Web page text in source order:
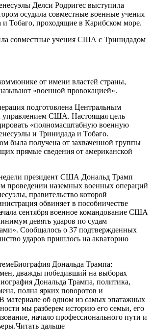
Делси Родригес выступила
осудила совместные военные учения
Тобаго, проходящие в Карибском море.
от имени властей страны,
«военной провокацией».
подготовлена Центральным
управлением США. Настоящая цель
«полномасштабную военную
и Тринидада и Тобаго.
была получена от захваченной группы
прямые сведения от американской
президент США Дональд Трамп
проведении наземных военных операций
правительство которой
обвиняет в пособничестве
сентября военное командование США
девять ударов по судам
Сообщалось о 37 подтвержденных
ударов пришлось на акваторию
Дональда Трампа:
дважды победивший на выборах
Дональда Трампа, политика,
полна ярких поворотов и
материале об одном из самых эпатажных
мы разберем историю его семьи, его
начало профессионального пути и
дальше